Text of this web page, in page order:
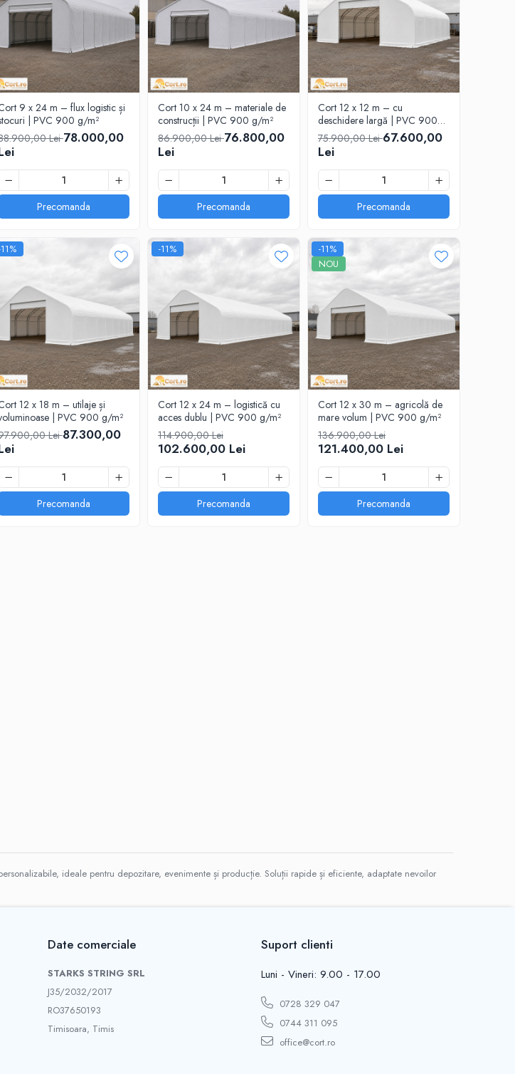
9 x 24 m – flux logistic și
| PVC 900 g/m²
Lei78.000,00
Precomanda
Cort 10 x 24 m – materiale de
construcții | PVC 900 g/m²
86.900,00 Lei76.800,00
Lei
Precomanda
Cort 12 x 12 m – cu
deschidere largă | PVC 900
g/m²
75.900,00 Lei67.600,00
Lei
Precomanda
12 x 18 m – utilaje și
| PVC 900 g/m²
Lei87.300,00
Precomanda
-11%
Cort 12 x 24 m – logistică cu
acces dublu | PVC 900 g/m²
114.900,00 Lei
102.600,00 Lei
Precomanda
-11%
NOU
Cort 12 x 30 m – agricolă de
mare volum | PVC 900 g/m²
136.900,00 Lei
121.400,00 Lei
Precomanda
ideale pentru depozitare, evenimente și producție. Soluții rapide și eficiente, adaptate nevoilor
Date comerciale
STARKS STRING SRL
J35/2032/2017
RO37650193
Timisoara, Timis
Suport clienti
Luni - Vineri: 9.00 - 17.00
0728 329 047
0744 311 095
office@cort.ro